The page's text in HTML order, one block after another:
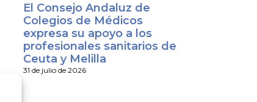
El Consejo Andaluz de
Colegios de Médicos
expresa su apoyo a los
profesionales sanitarios de
Ceuta y Melilla
31 de julio de 2026